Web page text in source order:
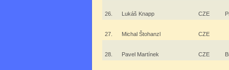
26. Lukáš Knapp CZE
27. Michal Štohanzl CZE
28. Pavel Martínek CZE